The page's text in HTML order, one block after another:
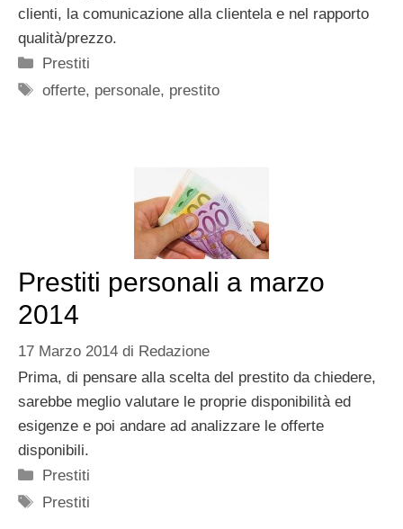
clienti, la comunicazione alla clientela e nel rapporto
qualità/prezzo.
Categorie
Prestiti
Tag
offerte, personale, prestito
Prestiti personali a marzo
2014
17 Marzo 2014 di Redazione
Prima, di pensare alla scelta del prestito da chiedere,
sarebbe meglio valutare le proprie disponibilità ed
esigenze e poi andare ad analizzare le offerte
disponibili.
Categorie
Prestiti
Tag
Prestiti